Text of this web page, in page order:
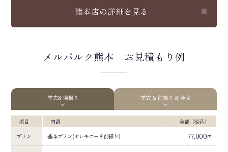
熊本店の詳細を見る
メルパルク熊本 お見積もり例
挙式& 前撮り 挙式 & 前撮り & 会食
項目 内訳
金額（税込）
プラン
基本プラン(セレモニー＆前撮り) 77,000円